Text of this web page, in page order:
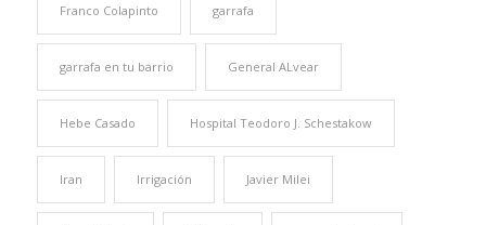
Franco Colapinto garrafa
garrafa en tu barrio General ALvear
Hebe Casado Hospital Teodoro J. Schestakow
Iran Irrigación Javier Milei